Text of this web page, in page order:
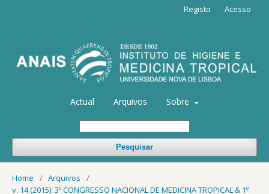
Actual Arquivos Sobre
Pesquisar
Registo Acesso
Home / Arquivos
/
v. 14 (2015): 3º CONGRESSO NACIONAL DE MEDICINA TROPICAL & 1º